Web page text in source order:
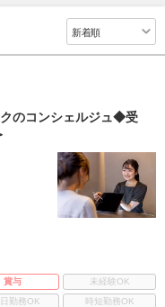
クのコンシェルジュ◆受
賞与
未経験OK
勤務OK
時短勤務OK